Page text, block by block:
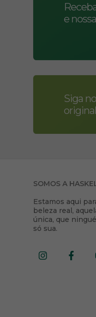
e
Siga
SOMOS A
Estamos aqui
beleza real,
única, que
só sua.